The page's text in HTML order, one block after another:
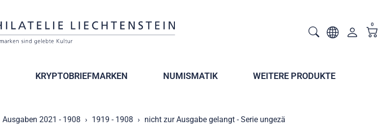
0
KRYPTOBRIEFMARKEN NUMISMATIK WEITERE PRODUKTE
Ausgaben 2021 - 1908 1919 - 1908 nicht zur Ausgabe gelangt - Serie ungezä